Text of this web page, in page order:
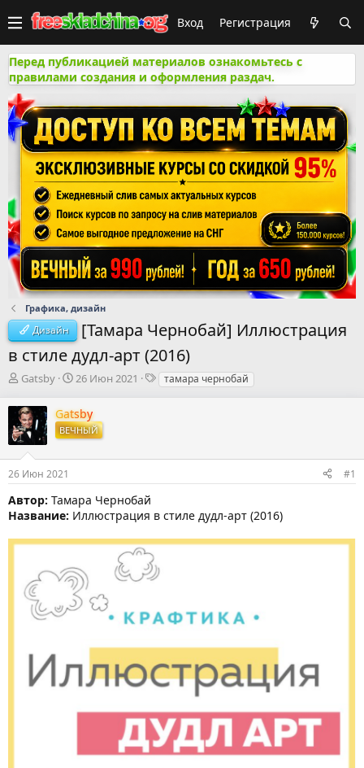
Вход Регистрация
Перед публикацией материалов ознакомьтесь с
правилами создания и оформления раздач.
Графика, дизайн
Дизайн
[Тамара Чернобай] Иллюстрация
в стиле дудл-арт (2016)
А
т
о
р
м
ы
Gatsby
Д
т
а
н
а
л
а
26 Июн 2021
Ттамара чернобай
Gatsby
ВЕЧНЫЙ
26 Июн 2021 #1
Автор: Тамара Чернобай
Название: Иллюстрация в стиле дудл-арт (2016)